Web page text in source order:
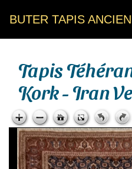
BUTER TAPIS
Tapis
Kork - Iran